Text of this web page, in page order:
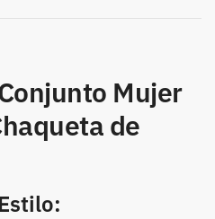
Mujer
de